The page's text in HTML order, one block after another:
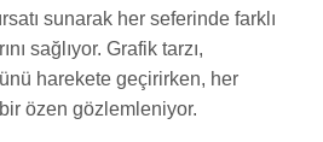
sunarak her seferinde farklı
sağlıyor. Grafik tarzı,
harekete geçirirken, her
özen gözlemleniyor.